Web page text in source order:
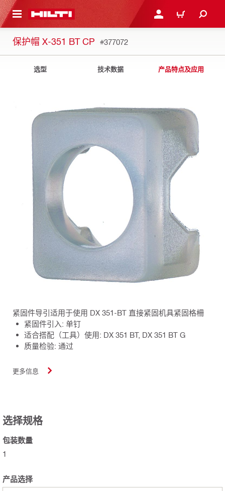
到主页 登录或注册购物车
保护帽 X-351 BT CP #377072
选型 技术数据 产品特点及应用
紧固件导引适用于使用 DX 351-BT 直接紧固机具紧固格柵
紧固件引入: 单钉
适合搭配（工具）使用: DX 351 BT, DX 351 BT G
质量检验: 通过
更多信息
选择规格
包装数量
1
产品选择